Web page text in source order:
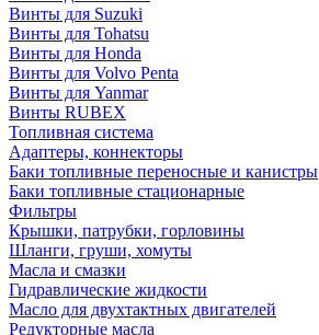
Винты для Suzuki
Винты для Tohatsu
Винты для Honda
Винты для Volvo Penta
Винты для Yanmar
Винты RUBEX
Топливная система
Адаптеры, коннекторы
Баки топливные переносные и канистры
Баки топливные стационарные
Фильтры
Крышки, патрубки, горловины
Шланги, груши, хомуты
Масла и смазки
Гидравлические жидкости
Масло для двухтактных двигателей
Редукторные масла